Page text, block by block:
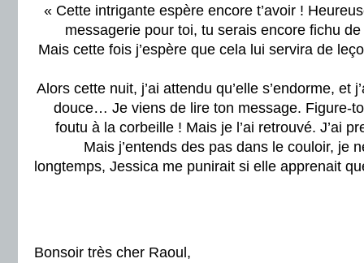
« Cette intrigante espère encore t’avoir !
messagerie pour toi, tu serais encore fichu
Mais cette fois j’espère que cela lui servira de
Alors cette nuit, j’ai attendu qu’elle s’endorme, et
douce… Je viens de lire ton message. Figure-
foutu à la corbeille ! Mais je l’ai retrouvé. J’ai
Mais j’entends des pas dans le couloir, je
longtemps, Jessica me punirait si elle apprenait
Bonsoir très cher Raoul,